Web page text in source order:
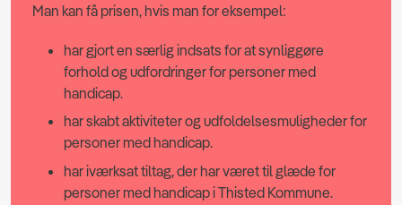
Man kan få prisen, hvis man for eksempel:
har gjort en særlig indsats for at synliggøre
forhold og udfordringer for personer med
handicap.
har skabt aktiviteter og udfoldelsesmuligheder for
personer med handicap.
har iværksat tiltag, der har været til glæde for
personer med handicap i Thisted Kommune.